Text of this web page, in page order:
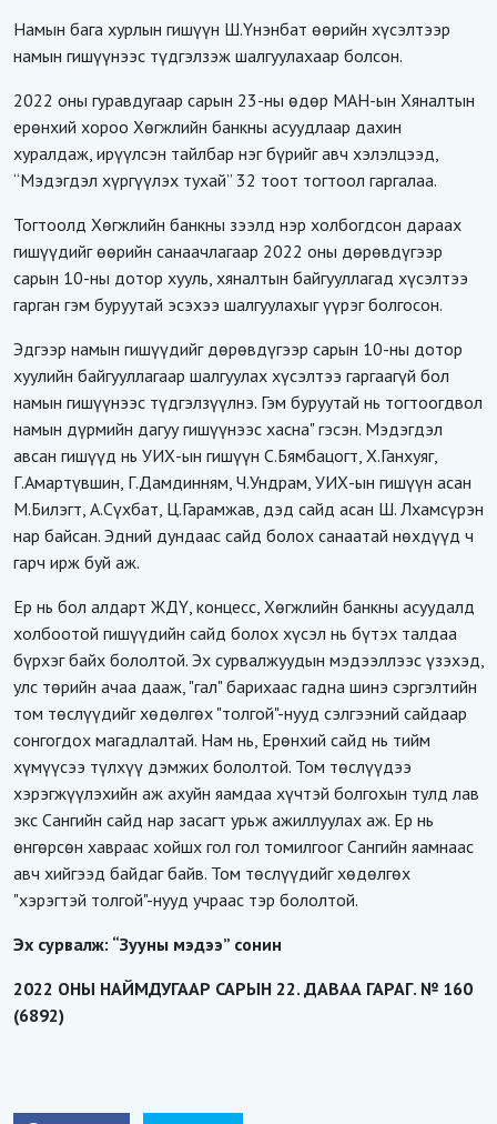
Намын бага хурлын гишүүн Ш.Үнэнбат өөрийн хүсэлтээр
намын гишүүнээс түдгэлзэж шалгуулахаар болсон.
2022 оны гуравдугаар сарын 23-ны өдөр МАН-ын Хяналтын
ерөнхий хороо Хөгжлийн банкны асуудлаар дахин
хуралдаж, ирүүлсэн тайлбар нэг бүрийг авч хэлэлцээд,
“Мэдэгдэл хүргүүлэх тухай” 32 тоот тогтоол гаргалаа.
Тогтоолд Хөгжлийн банкны зээлд нэр холбогдсон дараах
гишүүдийг өөрийн санаачлагаар 2022 оны дөрөвдүгээр
сарын 10-ны дотор хууль, хяналтын байгууллагад хүсэлтээ
гарган гэм буруутай эсэхээ шалгуулахыг үүрэг болгосон.
Эдгээр намын гишүүдийг дөрөвдүгээр сарын 10-ны дотор
хуулийн байгууллагаар шалгуулах хүсэлтээ гаргаагүй бол
намын гишүүнээс түдгэлзүүлнэ. Гэм буруутай нь тогтоогдвол
намын дүрмийн дагуу гишүүнээс хасна" гэсэн. Мэдэгдэл
авсан гишүүд нь УИХ-ын гишүүн С.Бямбацогт, Х.Ганхуяг,
Г.Амартүвшин, Г.Дамдинням, Ч.Ундрам, УИХ-ын гишүүн асан
М.Билэгт, А.Сүхбат, Ц.Гарамжав, дэд сайд асан Ш. Лхамсүрэн
нар байсан. Эдний дундаас сайд болох санаатай нөхдүүд ч
гарч ирж буй аж.
Ер нь бол алдарт ЖДҮ, концесс, Хөгжлийн банкны асуудалд
холбоотой гишүүдийн сайд болох хүсэл нь бүтэх талдаа
бүрхэг байх бололтой. Эх сурвалжуудын мэдээллээс үзэхэд,
улс төрийн ачаа дааж, "гал" барихаас гадна шинэ сэргэлтийн
том төслүүдийг хөдөлгөх "толгой"-нууд сэлгээний сайдаар
сонгогдох магадлалтай. Нам нь, Ерөнхий сайд нь тийм
хүмүүсээ түлхүү дэмжих бололтой. Том төслүүдээ
хэрэгжүүлэхийн аж ахуйн яамдаа хүчтэй болгохын тулд лав
экс Сангийн сайд нар засагт урьж ажиллуулах аж. Ер нь
өнгөрсөн хавраас хойшх гол гол томилгоог Сангийн яамнаас
авч хийгээд байдаг байв. Том төслүүдийг хөдөлгөх
"хэрэгтэй толгой"-нууд учраас тэр бололтой.
Эх сурвалж: “Зууны мэдээ” сонин
2022 ОНЫ НАЙМДУГААР САРЫН 22. ДАВАА ГАРАГ. № 160
(6892)